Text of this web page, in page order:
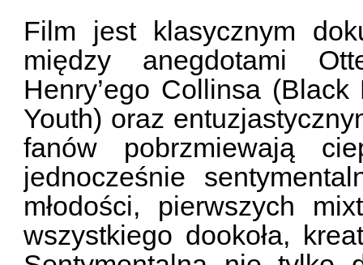
Film jest klasycznym
między anegdotami
Henry’ego Collinsa
Youth) oraz
fanów pobrzmiewają
jednocześnie
młodości, pierwszych
wszystkiego dookoła,